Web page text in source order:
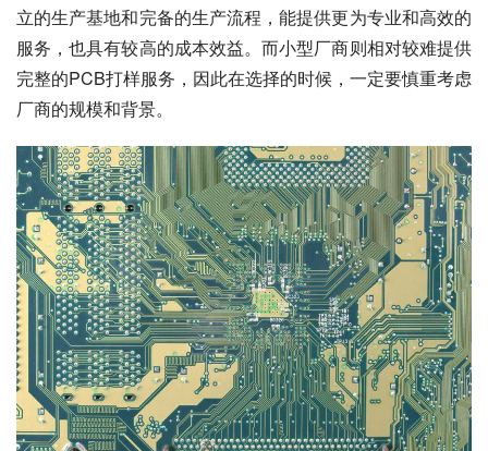
立的生产基地和完备的生产流程，能提供更为专业和高效的
服务，也具有较高的成本效益。而小型厂商则相对较难提供
完整的PCB打样服务，因此在选择的时候，一定要慎重考虑
厂商的规模和背景。